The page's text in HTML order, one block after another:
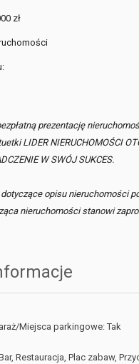
zł
prezentację
LIDER NIERUCHOMOŚCI
W SWÓJ SUKCES.
opisu nieruchomości
nieruchomości stanowi
Miejsca parkingowe: Tak
Restauracja, Plac zabaw,